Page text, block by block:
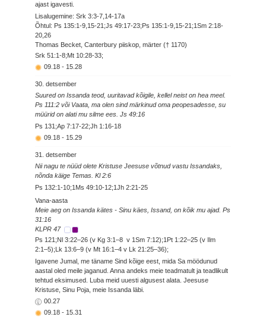
ajast igavesti.
Lisalugemine: Srk 3:3-7,14-17a
Õhtul: Ps 135:1-9,15-21;Js 49:17-23;Ps 135:1-9,15-21;1Sm 2:18-
20,26
Thomas Becket, Canterbury piiskop, märter († 1170)
Srk 51:1-8;Mt 10:28-33;
09.18 - 15.28
30. detsember
Suured on Issanda teod, uuritavad kõigile, kellel neist on hea meel.
Ps 111:2 või Vaata, ma olen sind märkinud oma peopesadesse, su
müürid on alati mu silme ees. Js 49:16
Ps 131;Ap 7:17-22;Jh 1:16-18
09.18 - 15.29
31. detsember
Nii nagu te nüüd olete Kristuse Jeesuse võtnud vastu Issandaks,
nõnda käige Temas. Kl 2:6
Ps 132:1-10;1Ms 49:10-12;1Jh 2:21-25
Vana-aasta
Meie aeg on Issanda kätes - Sinu käes, Issand, on kõik mu ajad. Ps
31:16
KLPR 47
Ps 121;Nl 3:22–26 (v Kg 3:1–8 v 1Sm 7:12);1Pt 1:22–25 (v Ilm
2:1–5);Lk 13:6–9 (v Mt 16:1–4 v Lk 21:25–36);
Igavene Jumal, me täname Sind kõige eest, mida Sa möödunud
aastal oled meile jaganud. Anna andeks meie teadmatult ja teadlikult
tehtud eksimused. Luba meid uuesti algusest alata. Jeesuse
Kristuse, Sinu Poja, meie Issanda läbi.
00.27
09.18 - 15.31